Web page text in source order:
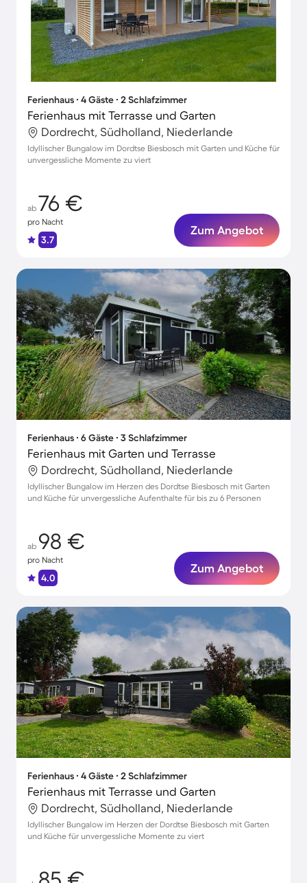
Ferienhaus ∙ 4 Gäste ∙ 2 Schlafzimmer
Ferienhaus mit Terrasse und Garten
Dordrecht, Südholland, Niederlande
Idyllischer Bungalow im Dordtse Biesbosch mit Garten und Küche für
unvergessliche Momente zu viert
ab 76 €
pro Nacht
3.7
Zum Angebot
Ferienhaus ∙ 6 Gäste ∙ 3 Schlafzimmer
Ferienhaus mit Garten und Terrasse
Dordrecht, Südholland, Niederlande
Idyllischer Bungalow im Herzen des Dordtse Biesbosch mit Garten
und Küche für unvergessliche Aufenthalte für bis zu 6 Personen
ab 98 €
pro Nacht
4.0
Zum Angebot
Ferienhaus ∙ 4 Gäste ∙ 2 Schlafzimmer
Ferienhaus mit Terrasse und Garten
Dordrecht, Südholland, Niederlande
Idyllischer Bungalow im Herzen der Dordtse Biesbosch mit Garten
und Küche für unvergessliche Momente zu viert